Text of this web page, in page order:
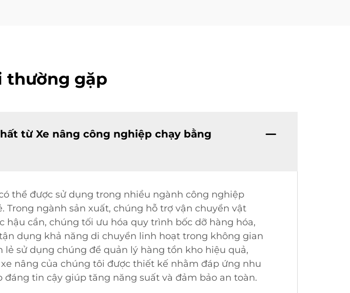
thường gặp
từ Xe nâng công nghiệp chạy bằng
thể được sử dụng trong nhiều ngành công nghiệp
Trong ngành sản xuất, chúng hỗ trợ vận chuyển vật
hậu cần, chúng tối ưu hóa quy trình bốc dỡ hàng hóa,
dụng khả năng di chuyển linh hoạt trong không gian
sử dụng chúng để quản lý hàng tồn kho hiệu quả,
nâng của chúng tôi được thiết kế nhằm đáp ứng nhu
tin cậy giúp tăng năng suất và đảm bảo an toàn.